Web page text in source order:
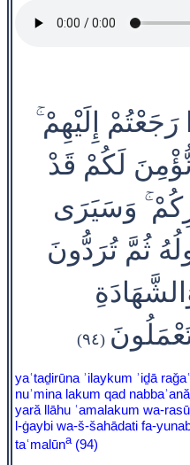
رَجَعْتُمْ إِلَيْهِمْ
نُّؤْمِنَ لَكُمْ قَدْ
وَسَيَرَى
ثُمَّ تُرَدُّونَ
(٩٤)
yaʿtaḏirūna ʾilaykum ʾiḏā
nuʾmina lakum qad
yară llāhu ʿamalakum wa-
l-ġaybi wa-š-šahādati fa-
taʿmalūna(94)